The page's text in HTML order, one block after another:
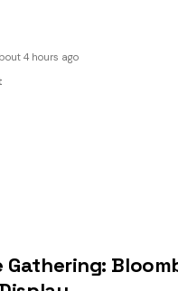
4 hours ago
Gathering: